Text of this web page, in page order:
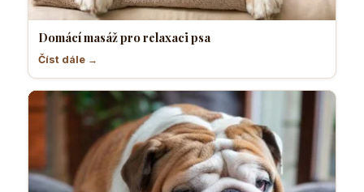
Domácí masáž pro relaxaci psa
Číst dále →